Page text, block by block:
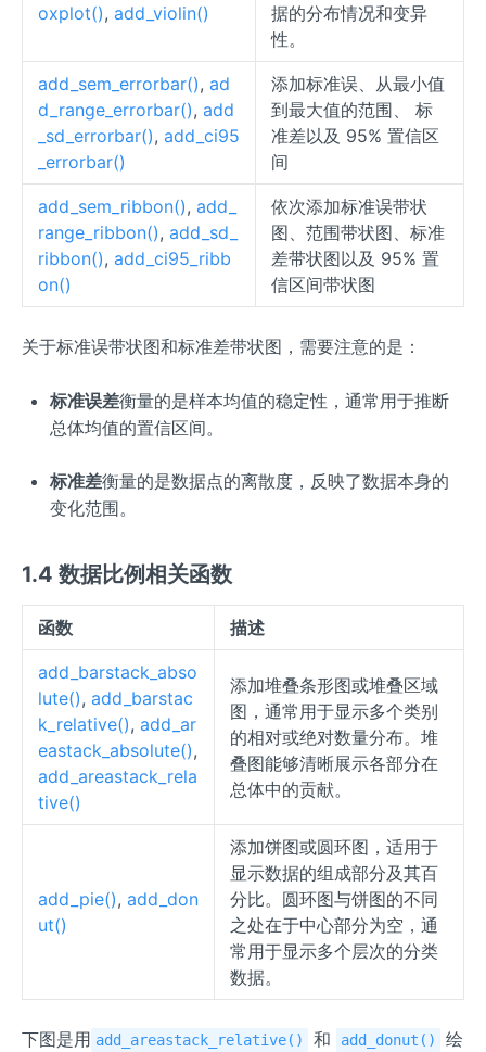
oxplot(), add_violin()
据的分布情况和变异
性。
add_sem_errorbar(), ad
d_range_errorbar(), add
_sd_errorbar(), add_ci95
_errorbar()
添加标准误、从最小值
到最大值的范围、 标
准差以及 95% 置信区
间
add_sem_ribbon(), add_
range_ribbon(), add_sd_
ribbon(), add_ci95_ribb
on()
依次添加标准误带状
图、范围带状图、标准
差带状图以及 95% 置
信区间带状图
关于标准误带状图和标准差带状图，需要注意的是：
标准误差衡量的是样本均值的稳定性，通常用于推断
总体均值的置信区间。
标准差衡量的是数据点的离散度，反映了数据本身的
变化范围。
1.4 数据比例相关函数
函数 描述
add_barstack_abso
lute(), add_barstac
k_relative(), add_ar
eastack_absolute(),
add_areastack_rela
tive()
添加堆叠条形图或堆叠区域
图，通常用于显示多个类别
的相对或绝对数量分布。堆
叠图能够清晰展示各部分在
总体中的贡献。
add_pie(), add_don
ut()
添加饼图或圆环图，适用于
显示数据的组成部分及其百
分比。圆环图与饼图的不同
之处在于中心部分为空，通
常用于显示多个层次的分类
数据。
下图是用 add_areastack_relative() 和 add_donut()
绘